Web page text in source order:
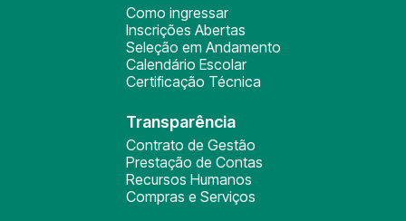
Como ingressar
Inscrições Abertas
Seleção em Andamento
Calendário Escolar
Certificação Técnica
Transparência
Contrato de Gestão
Prestação de Contas
Recursos Humanos
Compras e Serviços